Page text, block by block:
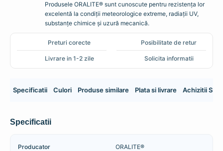
Produsele ORALITE® sunt cunoscute pentru rezistența lor
excelentă la condiții meteorologice extreme, radiații UV,
substanțe chimice și uzură mecanică.
Preturi corecte Posibilitate de retur
Livrare in 1-2 zile Solicita informatii
Specificatii Culori Produse similare Plata si livrare Achizitii
Specificatii
Producator ORALITE®